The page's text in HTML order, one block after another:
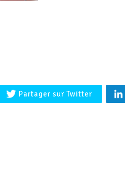
Partager sur Twitter